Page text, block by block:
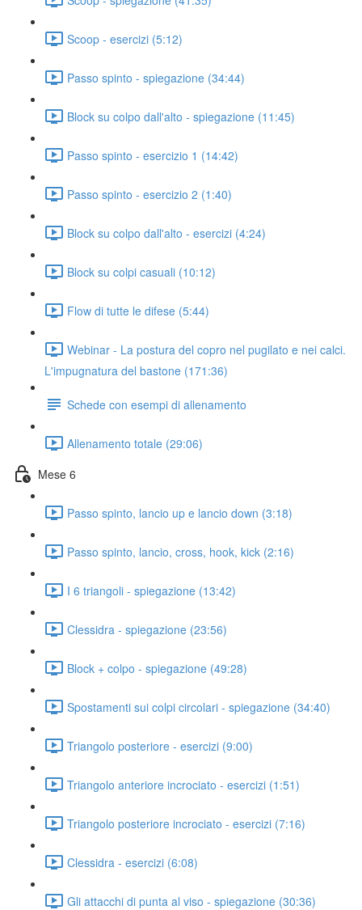
Scoop - esercizi (5:12)
Passo spinto - spiegazione (34:44)
Block su colpo dall'alto - spiegazione (11:45)
Passo spinto - esercizio 1 (14:42)
Passo spinto - esercizio 2 (1:40)
Block su colpo dall'alto - esercizi (4:24)
Block su colpi casuali (10:12)
Flow di tutte le difese (5:44)
Webinar - La postura del copro nel pugilato e nei calci.
L'impugnatura del bastone (171:36)
Schede con esempi di allenamento
Allenamento totale (29:06)
Mese 6
Passo spinto, lancio up e lancio down (3:18)
Passo spinto, lancio, cross, hook, kick (2:16)
I 6 triangoli - spiegazione (13:42)
Clessidra - spiegazione (23:56)
Block + colpo - spiegazione (49:28)
Spostamenti sui colpi circolari - spiegazione (34:40)
Triangolo posteriore - esercizi (9:00)
Triangolo anteriore incrociato - esercizi (1:51)
Triangolo posteriore incrociato - esercizi (7:16)
Clessidra - esercizi (6:08)
Gli attacchi di punta al viso - spiegazione (30:36)